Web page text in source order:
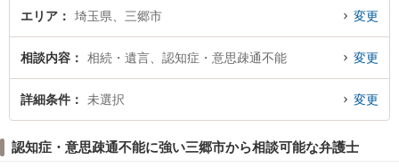
須賀 翼弁護士のプロフィール情報や弁護士費用、強みなどが注目されていま
検索したい』『初回相談無料で認知症の相続を法律相談できる三郷市内の弁護
士に相談予約したい』などでお困りの相談者さんにおすすめです。
エリア 埼玉県、三郷市 変更
相談内容 相続・遺言、認知症・意思疎通不能 変更
詳細条件 未選択 変更
認知症・意思疎通不能に強い三郷市から相談可能な弁護士